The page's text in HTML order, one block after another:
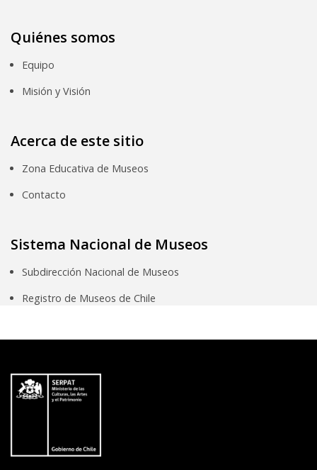
Quiénes somos
Equipo
Misión y Visión
Acerca de este sitio
Zona Educativa de Museos
Contacto
Sistema Nacional de Museos
Subdirección Nacional de Museos
Registro de Museos de Chile